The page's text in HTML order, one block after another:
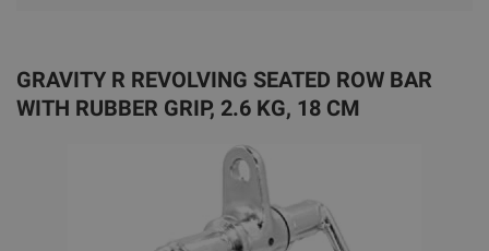
GRAVITY R REVOLVING SEATED ROW BAR
WITH RUBBER GRIP, 2.6 KG, 18 CM